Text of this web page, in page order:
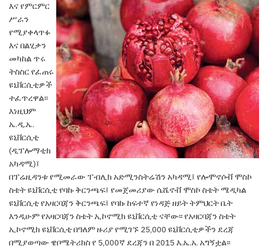
እና የምርምር
ሥራን
የሚያቀላጥፉ
እና በልሂቃን
መካከል ጥሩ
ትስስር የፈጠሩ
ዩኒቨርሲቲዎች
ተፈጥረዋል፡፡
እነዚህም
ኤ.ዲ.ኤ.
ዩኒቨርሲቲ
(ዲፕሎማቲክ
አካዳሚ)፤
በፕሬዚዳንቱየሚመራው ፐብሊክ አድሚንስትሬሽን አካዳሚ፤ የሎሞኖሶቭ ሞስኮ
ስቴት ዩኒቨርሲቲ የባኩ ቅርንጫፍ፤ የመጀመሪያውሴሼኖቭ ሞስኮ ስቴት ሜዲካል
ዩኒቨርሲቲ የአዛርባጃን ቅርንጫፍ፤ የባኩ ከፍተኛ የነዳጅ ዘይት ትምህርት ቤት
እንዲሁም የአዛርባጃን ስቴት ኢኮኖሚክ ዩኒቨርሲቲ ናቸው፡፡ የአዛርባጃን ስቴት
ኢኮኖሚክ ዩኒቨርሲቲ በዓለም ዙሪያየሚገኙ 25,000 ዩኒቨርሲቲዎችን ደረጃ
በሚያወጣው ዌቦሜትሪክስ የ 5,000ኛ ደረጃን በ 2015 እ.ኤ.አ. አግኝቷል፡፡